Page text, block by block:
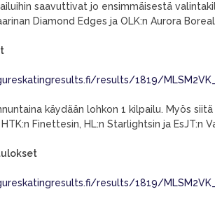
saavuttivat jo ensimmäisestä
Diamond Edges ja OLK:n Aurora
results/1819/
käydään lohkon 1 kilpailu. Myös
Finettesin, HL:n Starlightsin ja EsJT:n
results/1819/